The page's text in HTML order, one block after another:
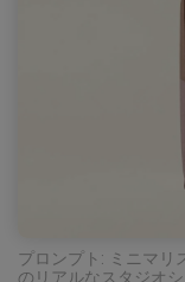
プロンプト: ミニマリ
のリアルなスタジオ